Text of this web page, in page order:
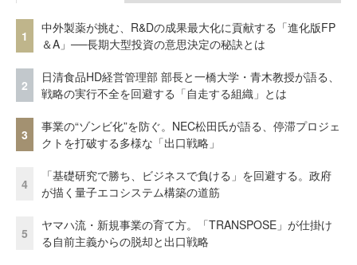
1
中外製薬が挑む、R&Dの成果最大化に貢献する「進化版FP
＆A」──長期大型投資の意思決定の秘訣とは
2
日清食品HD経営管理部 部長と一橋大学・青木教授が語る、
戦略の実行不全を回避する「自走する組織」とは
3
事業の“ゾンビ化”を防ぐ。NEC松田氏が語る、停滞プロジェ
クトを打破する多様な「出口戦略」
4
「基礎研究で勝ち、ビジネスで負ける」を回避する。政府
が描く量子エコシステム構築の道筋
5
ヤマハ流・新規事業の育て方。「TRANSPOSE」が仕掛け
る自前主義からの脱却と出口戦略